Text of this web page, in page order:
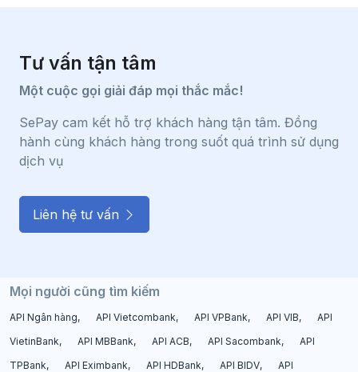
Tư vấn tận tâm
Một cuộc gọi giải đáp mọi thắc mắc!
SePay cam kết hỗ trợ khách hàng tận tâm. Đồng
hành cùng khách hàng trong suốt quá trình sử dụng
dịch vụ
Liên hệ tư vấn
Mọi người cũng tìm kiếm
API Ngân hàng API Vietcombank API VPBank API VIB
API
VietinBank
API MBBank API ACB API Sacombank
API
TPBank
API Eximbank API HDBank API BIDV
API